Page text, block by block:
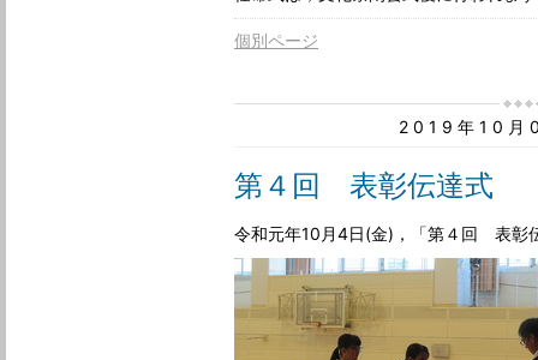
個別ページ
2019年10月
第４回 表彰伝達式
令和元年10月4日(金)，「第４回 表彰